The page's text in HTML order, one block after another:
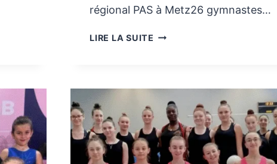
régional PAS à Metz26 gymnastes…
LIRE LA SUITE STAGES